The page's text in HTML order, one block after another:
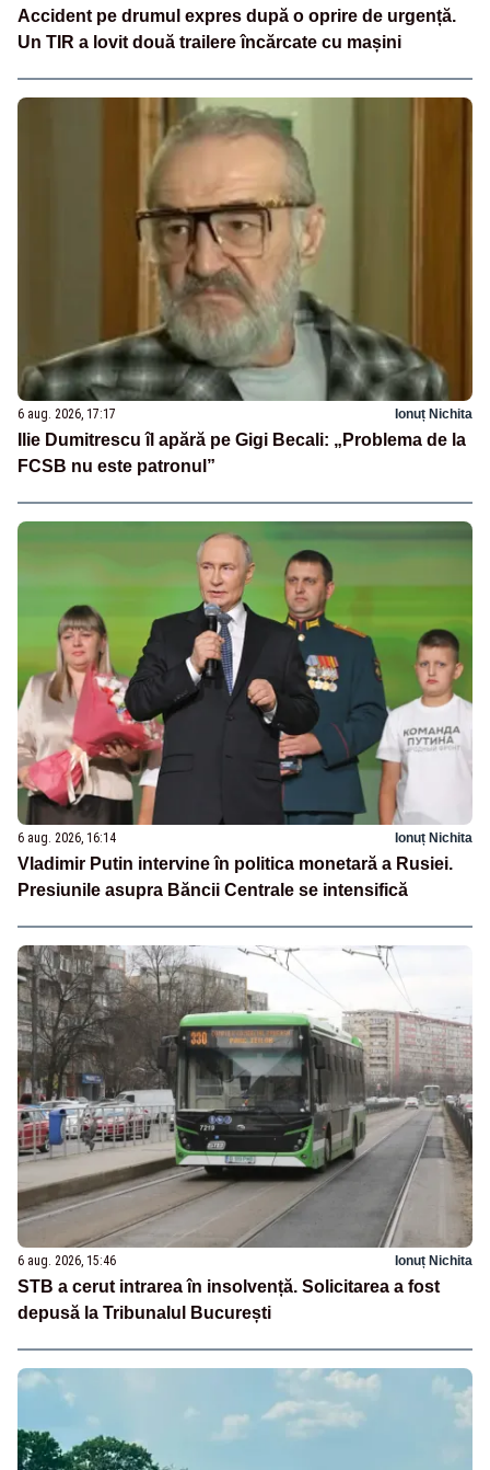
Accident pe drumul expres după o oprire de urgență.
Un TIR a lovit două trailere încărcate cu mașini
6 aug. 2026, 17:17 Ionuț Nichita
Ilie Dumitrescu îl apără pe Gigi Becali: „Problema de la
FCSB nu este patronul”
6 aug. 2026, 16:14 Ionuț Nichita
Vladimir Putin intervine în politica monetară a Rusiei.
Presiunile asupra Băncii Centrale se intensifică
6 aug. 2026, 15:46 Ionuț Nichita
STB a cerut intrarea în insolvență. Solicitarea a fost
depusă la Tribunalul București